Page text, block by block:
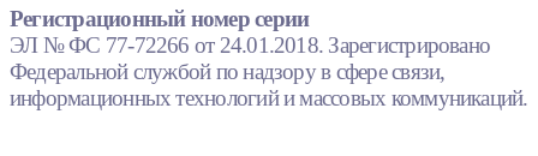
Регистрационный номер серии
ЭЛ № ФС 77-72266 от 24.01.2018. Зарегистрировано
Федеральной службой по надзору в сфере связи,
информационных технологий и массовых коммуникаций.